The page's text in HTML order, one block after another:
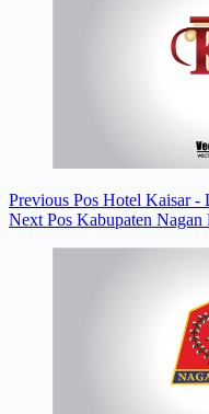
Previous Pos Hotel Kaisar -
Next Pos Kabupaten Nagan